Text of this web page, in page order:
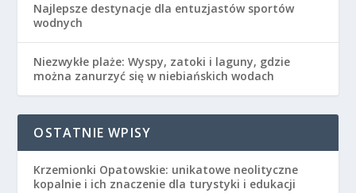
Najlepsze destynacje dla entuzjastów sportów
wodnych
Niezwykłe plaże: Wyspy, zatoki i laguny, gdzie
można zanurzyć się w niebiańskich wodach
OSTATNIE WPISY
Krzemionki Opatowskie: unikatowe neolityczne
kopalnie i ich znaczenie dla turystyki i edukacji